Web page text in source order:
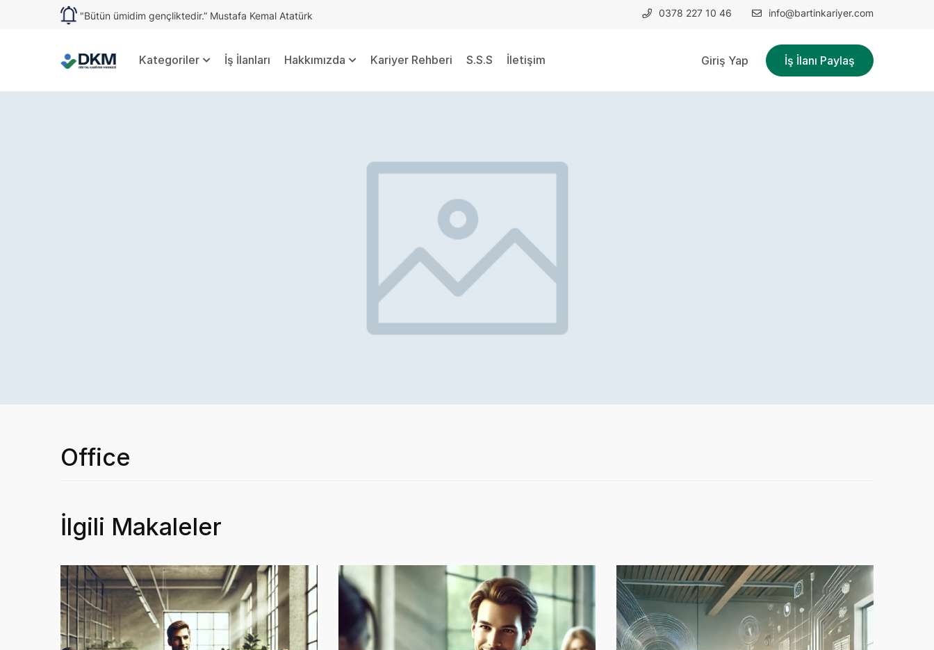
"Bütün ümidim gençliktedir.” Mustafa Kemal Atatürk 0378 227 10 46 info@bartinkariyer.com
Kategoriler İş İlanları Hakkımızda Kariyer Rehberi S.S.S İletişim Giriş Yap İş İlanı Paylaş
Office
İlgili Makaleler